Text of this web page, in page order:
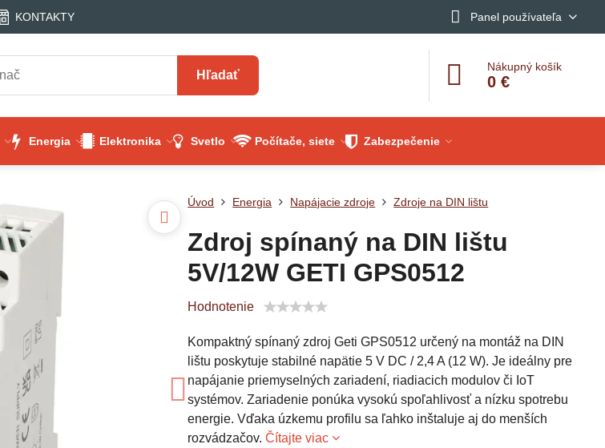
KONTAKTY Panel používateľa
Hľadať
Nákupný košík
0 €
Energia Elektronika Svetlo Počítače, siete Zabezpečenie
Úvod Energia Napájacie zdroje Zdroje na DIN lištu
Zdroj spínaný na DIN lištu
5V/12W GETI GPS0512
Hodnotenie
Kompaktný spínaný zdroj Geti GPS0512 určený na montáž na DIN
lištu poskytuje stabilné napätie 5 V DC / 2,4 A (12 W). Je ideálny pre
napájanie priemyselných zariadení, riadiacich modulov či IoT
systémov. Zariadenie ponúka vysokú spoľahlivosť a nízku spotrebu
energie. Vďaka úzkemu profilu sa ľahko inštaluje aj do menších
rozvádzačov.Čítajte viac